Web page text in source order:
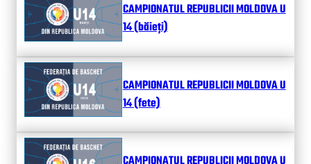
CAMPIONATUL REPUBLICII MOLDOVA U
14 (băieți)
CAMPIONATUL REPUBLICII MOLDOVA U
14 (fete)